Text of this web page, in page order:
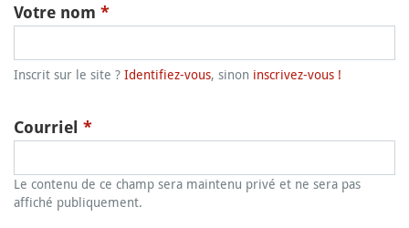
Votre nom *
Inscrit sur le site ? Identifiez-vous, sinon inscrivez-vous !
Courriel *
Le contenu de ce champ sera maintenu privé et ne sera pas
affiché publiquement.